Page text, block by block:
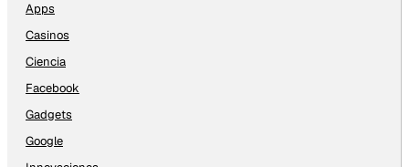
Apps
Casinos
Ciencia
Facebook
Gadgets
Google